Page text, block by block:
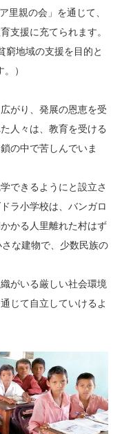
里親の会」を通じて、
支援に充てられます。
窮地域の支援を目的と
）
がり、発展の恩恵を受
人々は、教育を受ける
の中で苦しんでいま
できるようにと設立さ
ラ小学校は、バンガロ
かる人里離れた村はず
な建物で、少数民族の
がいる厳しい社会環境
じて自立していけるよ